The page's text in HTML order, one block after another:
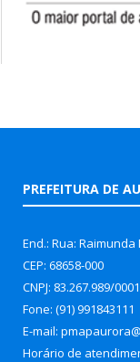
PREFEITURA DE
End.: Rua:
CEP: 68658-000
CNPJ: 83.267.989/
Fone: (91) 991843111
E-mail:
Horário de